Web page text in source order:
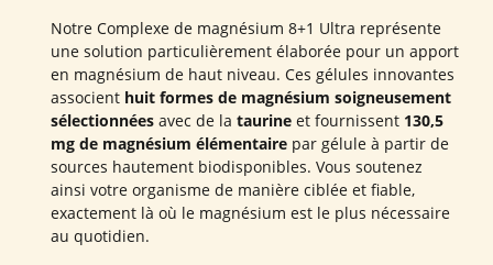
Notre Complexe de magnésium 8+1 Ultra représente
une solution particulièrement élaborée pour un apport
en magnésium de haut niveau. Ces gélules innovantes
associent huit formes de magnésium soigneusement
sélectionnées avec de la taurine et fournissent 130,5
mg de magnésium élémentaire par gélule à partir de
sources hautement biodisponibles. Vous soutenez
ainsi votre organisme de manière ciblée et fiable,
exactement là où le magnésium est le plus nécessaire
au quotidien.